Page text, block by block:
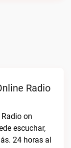
Radio
on
escuchar,
24 horas al